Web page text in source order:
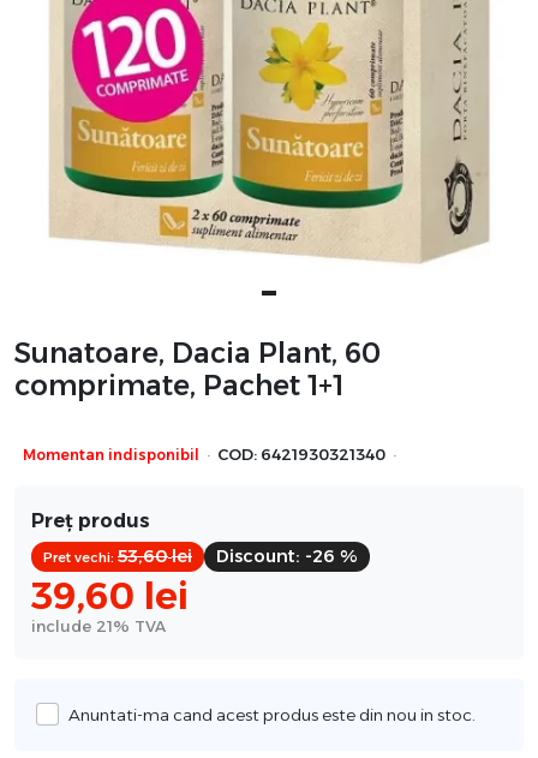
Sunatoare, Dacia Plant, 60
comprimate, Pachet 1+1
Momentan indisponibil · COD: 6421930321340 ·
Preț produs
39,60 lei
Pret vechi: 53,60lei Discount: -26 %
include 21% TVA
Anuntati-ma cand acest produs este din nou in stoc.